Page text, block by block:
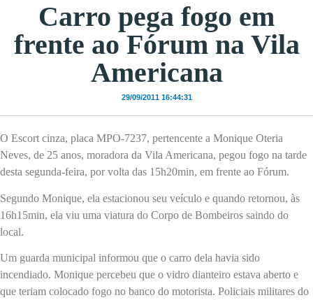
Carro pega fogo em
frente ao Fórum na Vila
Americana
29/09/2011 16:44:31
O Escort cinza, placa MPO-7237, pertencente a Monique Oteria
Neves, de 25 anos, moradora da Vila Americana, pegou fogo na tarde
desta segunda-feira, por volta das 15h20min, em frente ao Fórum.
Segundo Monique, ela estacionou seu veículo e quando retornou, às
16h15min, ela viu uma viatura do Corpo de Bombeiros saindo do
local.
Um guarda municipal informou que o carro dela havia sido
incendiado. Monique percebeu que o vidro dianteiro estava aberto e
que teriam colocado fogo no banco do motorista. Policiais militares do